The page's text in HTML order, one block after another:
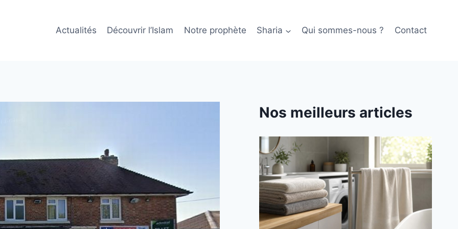
Actualités Découvrir l’Islam Notre prophète Sharia Qui sommes-nous ? Contact
Nos meilleurs articles